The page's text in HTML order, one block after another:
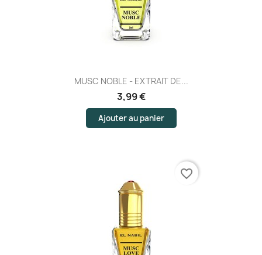
MUSC NOBLE - EXTRAIT DE...
3,99 €
Ajouter au panier
favorite_border